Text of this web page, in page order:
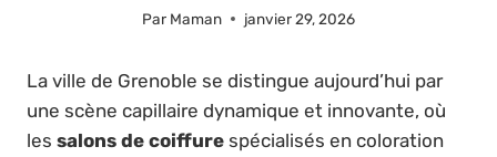
Par Maman janvier 29, 2026
La ville de Grenoble se distingue aujourd’hui par
une scène capillaire dynamique et innovante, où
les salons de coiffure spécialisés en coloration